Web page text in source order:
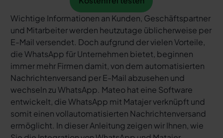
Wichtige Informationen an Kunden, Geschäftspartner
und Mitarbeiter werden heutzutage üblicherweise per
E-Mail versendet. Doch aufgrund der vielen Vorteile,
die WhatsApp für Unternehmen bietet, beginnen
immer mehr Firmen damit, von dem automatisierten
Nachrichtenversand per E-Mail abzusehen und
wechseln zu WhatsApp. Mateo hat eine Software
entwickelt, die WhatsApp mit Matajer verknüpft und
somit einen vollautomatisierten Nachrichtenversand
ermöglicht. In dieser Anleitung zeigen wir Ihnen, wie